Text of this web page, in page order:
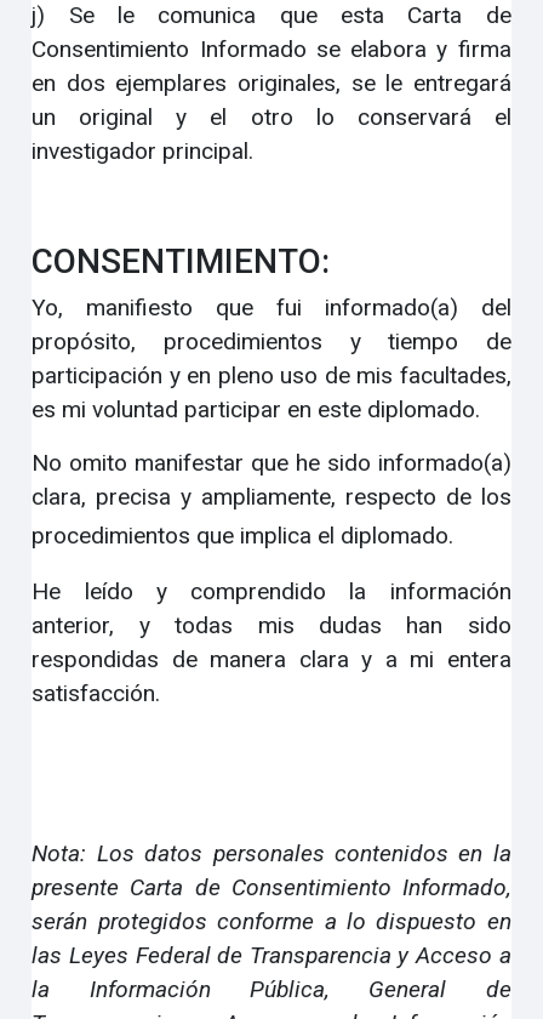
j) Se le comunica que esta Carta de
Consentimiento Informado se elabora y firma
en dos ejemplares originales, se le entregará
un original y el otro lo conservará el
investigador principal.
CONSENTIMIENTO:
Yo, manifiesto que fui informado(a) del
propósito, procedimientos y tiempo de
participación y en pleno uso de mis facultades,
es mi voluntad participar en este diplomado.
No omito manifestar que he sido informado(a)
clara, precisa y ampliamente, respecto de los
procedimientos que implica el diplomado.
He leído y comprendido la información
anterior, y todas mis dudas han sido
respondidas de manera clara y a mi entera
satisfacción.
Nota: Los datos personales contenidos en la
presente Carta de Consentimiento Informado,
serán protegidos conforme a lo dispuesto en
las Leyes Federal de Transparencia y Acceso a
la Información Pública, General de